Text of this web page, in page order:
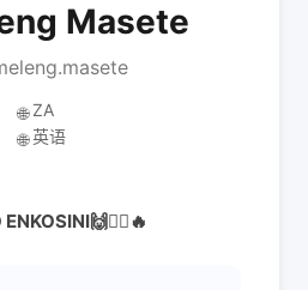
Masete
🌐 ZA
🌐 英语